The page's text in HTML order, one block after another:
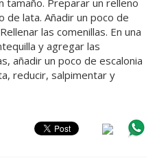
de lata. Añadir un poco de
las comenillas. En una
y agregar las
añadir un poco de escalonia
reducir, salpimentar y